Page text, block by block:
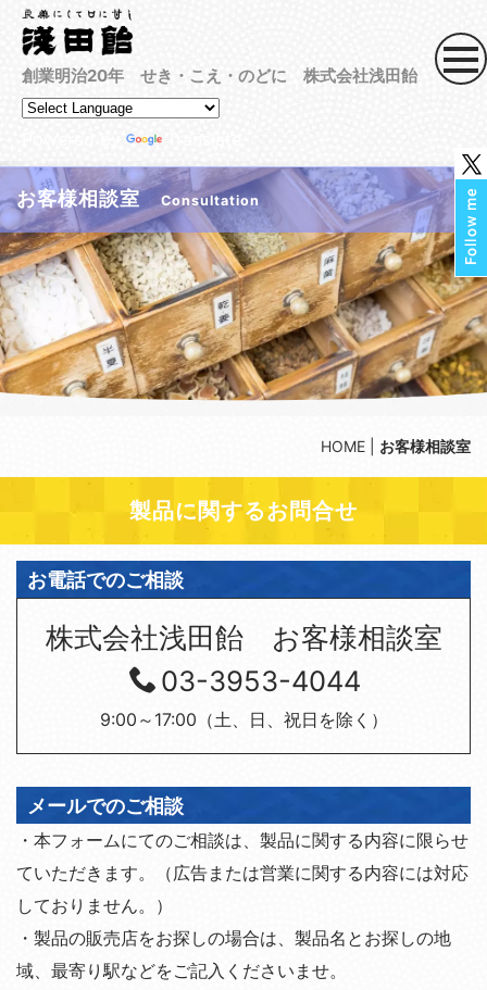
創業明治20年 せき・こえ・のどに 株式会社浅田飴
お客様相談室 Consultation
HOME お客様相談室
製品に関するお問合せ
お電話でのご相談
株式会社浅田飴 お客様相談室
03-3953-4044
9:00～17:00（土、日、祝日を除く）
メールでのご相談
・本フォームにてのご相談は、製品に関する内容に限らせ
ていただきます。（広告または営業に関する内容には対応
しておりません。）
・製品の販売店をお探しの場合は、製品名とお探しの地
域、最寄り駅などをご記入くださいませ。